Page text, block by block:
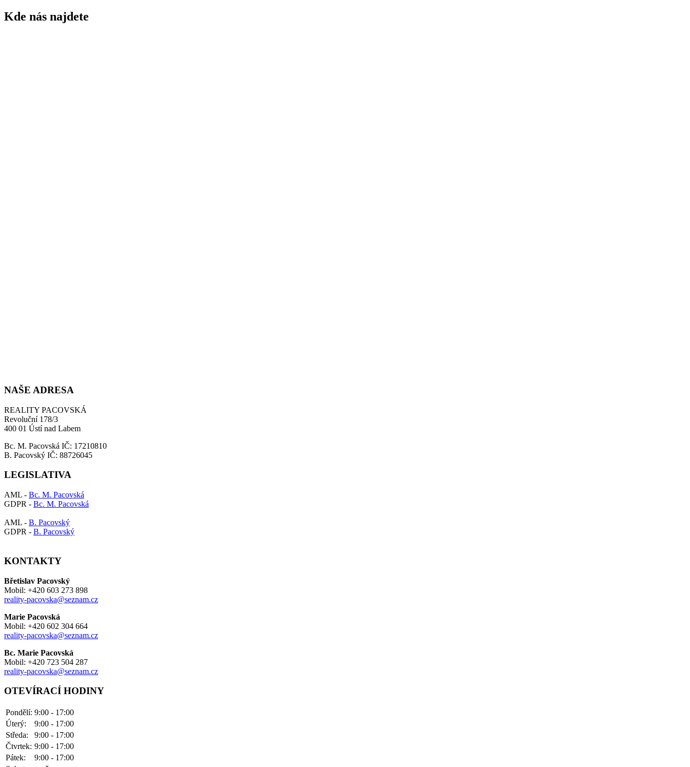
Kde nás najdete
NAŠE ADRESA
REALITY PACOVSKÁ
Revoluční 178/3
400 01 Ústí nad Labem
Bc. M. Pacovská IČ: 17210810
B. Pacovský IČ: 88726045
LEGISLATIVA
AML - Bc. M. Pacovská
GDPR - Bc. M. Pacovská
AML - B. Pacovský
GDPR - B. Pacovský
KONTAKTY
Břetislav Pacovský
Mobil: +420 603 273 898
reality-pacovska@seznam.cz
Marie Pacovská
Mobil: +420 602 304 664
reality-pacovska@seznam.cz
Bc. Marie Pacovská
Mobil: +420 723 504 287
reality-pacovska@seznam.cz
OTEVÍRACÍ HODINY
Pondělí: 9:00 - 17:00
Úterý:
9:00 - 17:00
Středa:
9:00 - 17:00
Čtvrtek: 9:00 - 17:00
Pátek:
9:00 - 17:00